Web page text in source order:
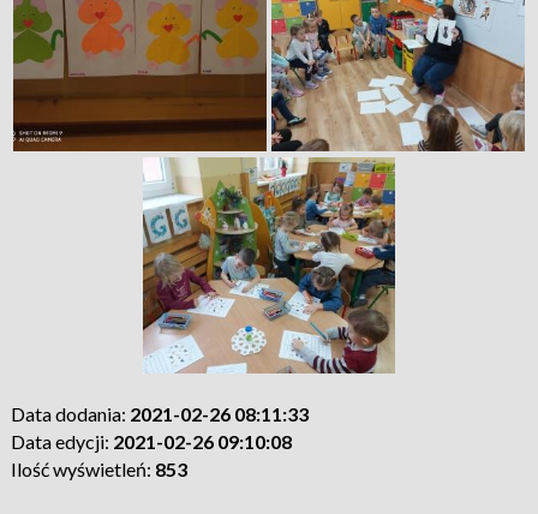
Data dodania: 2021-02-26 08:11:33
Data edycji: 2021-02-26 09:10:08
Ilość wyświetleń: 853